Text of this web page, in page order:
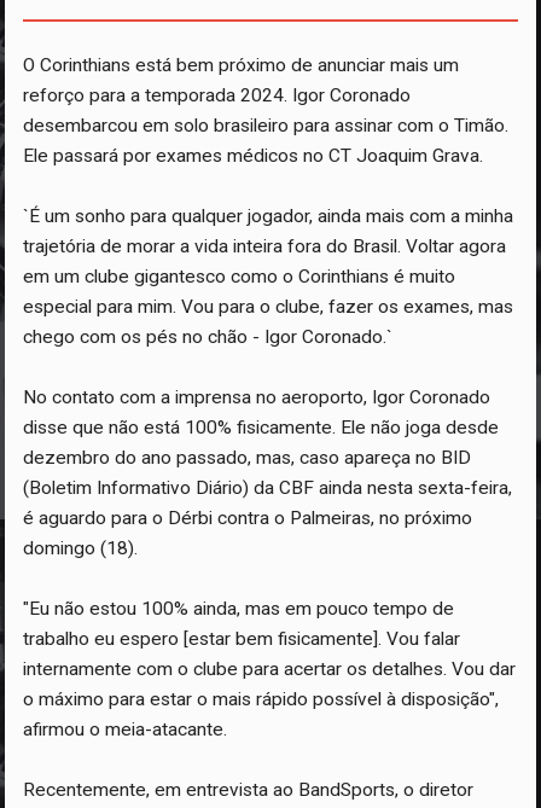
O Corinthians está bem próximo de anunciar mais um
reforço para a temporada 2024. Igor Coronado
desembarcou em solo brasileiro para assinar com o Timão.
Ele passará por exames médicos no CT Joaquim Grava.
`É um sonho para qualquer jogador, ainda mais com a minha
trajetória de morar a vida inteira fora do Brasil. Voltar agora
em um clube gigantesco como o Corinthians é muito
especial para mim. Vou para o clube, fazer os exames, mas
chego com os pés no chão - Igor Coronado.`
No contato com a imprensa no aeroporto, Igor Coronado
disse que não está 100% fisicamente. Ele não joga desde
dezembro do ano passado, mas, caso apareça no BID
(Boletim Informativo Diário) da CBF ainda nesta sexta-feira,
é aguardo para o Dérbi contra o Palmeiras, no próximo
domingo (18).
"Eu não estou 100% ainda, mas em pouco tempo de
trabalho eu espero [estar bem fisicamente]. Vou falar
internamente com o clube para acertar os detalhes. Vou dar
o máximo para estar o mais rápido possível à disposição",
afirmou o meia-atacante.
Recentemente, em entrevista ao BandSports, o diretor